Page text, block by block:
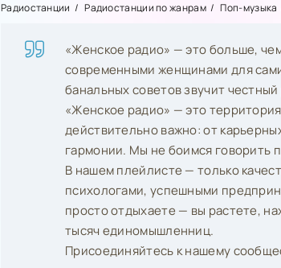
Радиостанции Радиостанции по жанрам Поп-музыка
«Женское радио» — это больше,
современными женщинами для
банальных советов звучит честный
«Женское радио» — это
действительно важно: от
гармонии. Мы не боимся говорить
В нашем плейлисте — только
психологами, успешными
просто отдыхаете — вы растете,
тысяч единомышленниц.
Присоединяйтесь к нашему